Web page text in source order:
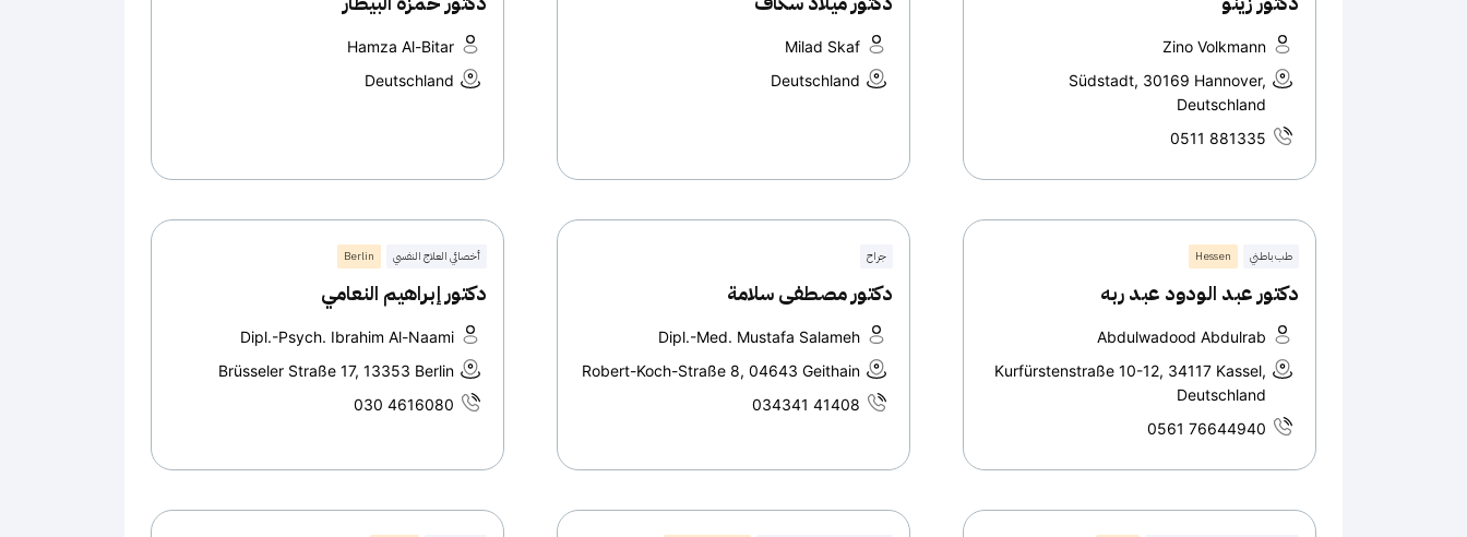
Zino Volkmann
Südstadt, 30169 Hannover,
Deutschland
0511 881335
Milad Skaf
Deutschland
Hamza Al-Bitar
Deutschland
طب باطني Hessen
دكتور عبد الودود عبد ربه
Abdulwadood Abdulrab
Kurfürstenstraße 10-12, 34117 Kassel,
Deutschland
0561 76644940
جراح
دكتور مصطفى سلامة
Dipl.-Med. Mustafa Salameh
Robert-Koch-Straße 8, 04643 Geithain
034341 41408
أخصائي العلاج النفسي Berlin
دكتور إبراهيم النعامي
Dipl.-Psych. Ibrahim Al-Naami
Brüsseler Straße 17, 13353 Berlin
030 4616080